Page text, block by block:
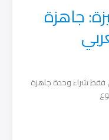
جاهزة
فقط شراء وحدة جاهزة